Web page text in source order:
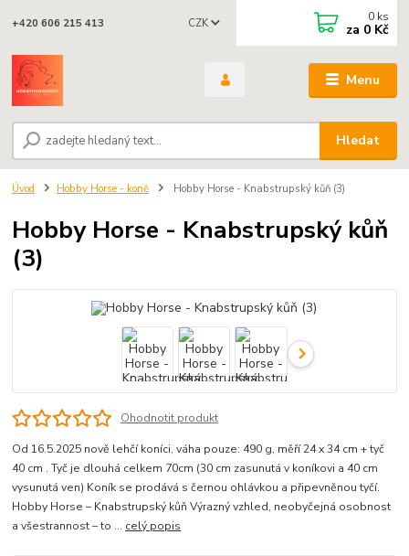
Menu
CZK
Hledat
+420 606 215 413 0 ks
za 0 Kč
Úvod Hobby Horse - koně Hobby Horse - Knabstrupský kůň (3)
Hobby Horse - Knabstrupský kůň
(3)
Ohodnotit produkt
Od 16.5.2025 nově lehčí koníci, váha pouze: 490 g, měří 24 x 34 cm + tyč
40 cm . Tyč je dlouhá celkem 70cm (30 cm zasunutá v koníkovi a 40 cm
vysunutá ven) Koník se prodává s černou ohlávkou a připevněnou tyčí.
Hobby Horse – Knabstrupský kůň Výrazný vzhled, neobyčejná osobnost
a všestrannost – to ... celý popis